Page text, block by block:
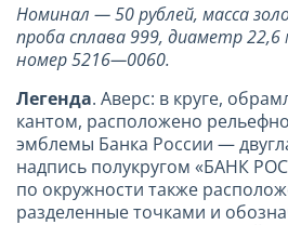
Номинал — 50 рублей, масса
проба сплава 999, диаметр
номер 5216—0060.
Легенда. Аверс: в круге,
кантом, расположено
эмблемы Банка России —
надпись полукругом «БАНК
по окружности также
разделенные точками и